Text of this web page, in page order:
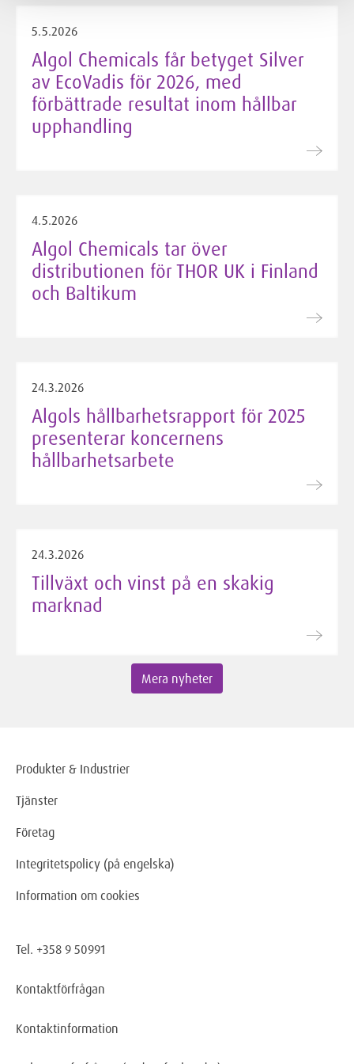
5.5.2026
Algol Chemicals får betyget Silver
av EcoVadis för 2026, med
förbättrade resultat inom hållbar
upphandling
4.5.2026
Algol Chemicals tar över
distributionen för THOR UK i Finland
och Baltikum
24.3.2026
Algols hållbarhetsrapport för 2025
presenterar koncernens
hållbarhetsarbete
24.3.2026
Tillväxt och vinst på en skakig
marknad
Mera nyheter
Produkter & Industrier
Tjänster
Företag
Integritetspolicy (på engelska)
Information om cookies
Tel. +358 9 50991
Kontaktförfrågan
Kontaktinformation